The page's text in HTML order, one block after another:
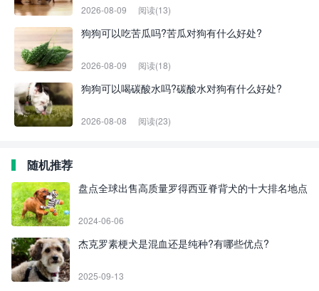
2026-08-09 阅读(13)
狗狗可以吃苦瓜吗?苦瓜对狗有什么好处?
2026-08-09 阅读(18)
狗狗可以喝碳酸水吗?碳酸水对狗有什么好处?
2026-08-08 阅读(23)
随机推荐
盘点全球出售高质量罗得西亚脊背犬的十大排名地点
2024-06-06
杰克罗素梗犬是混血还是纯种?有哪些优点?
2025-09-13